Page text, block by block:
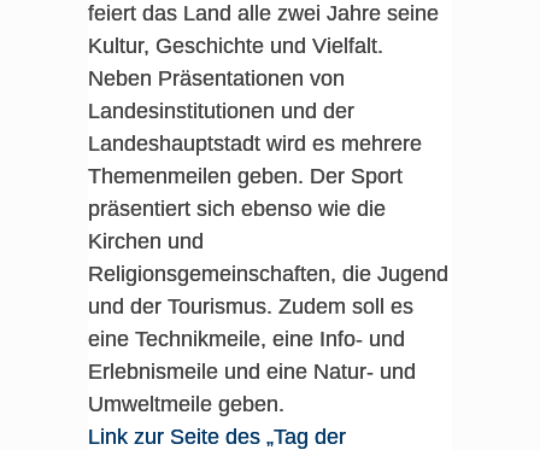
feiert das Land alle zwei Jahre seine
Kultur, Geschichte und Vielfalt.
Neben Präsentationen von
Landesinstitutionen und der
Landeshauptstadt wird es mehrere
Themenmeilen geben. Der Sport
präsentiert sich ebenso wie die
Kirchen und
Religionsgemeinschaften, die Jugend
und der Tourismus. Zudem soll es
eine Technikmeile, eine Info- und
Erlebnismeile und eine Natur- und
Umweltmeile geben.
Link zur Seite des „Tag der